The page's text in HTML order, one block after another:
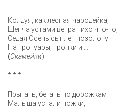
Колдуя, как лесная чародейка,
Шепча устами ветра тихо что-то,
Седая Осень сыплет позолоту
На тротуары, тропки и ...
(Скамейки)
* * *
Прыгать, бегать по дорожкам
Малыша устали ножки,